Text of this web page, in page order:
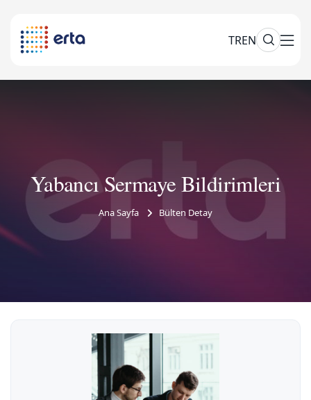
TREN
Yabancı Sermaye Bildirimleri
Ana Sayfa Bülten Detay